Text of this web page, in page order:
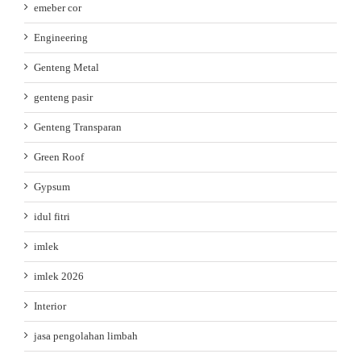
emeber cor
Engineering
Genteng Metal
genteng pasir
Genteng Transparan
Green Roof
Gypsum
idul fitri
imlek
imlek 2026
Interior
jasa pengolahan limbah